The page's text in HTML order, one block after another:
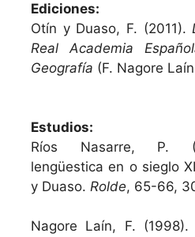
Ediciones:
Otín y Duaso, F. (2011).
Real Academia
Geografía (F. Nagore
Estudios:
Ríos Nasarre, P.
lengüestica en o sieglo
y Duaso. Rolde, 65-66,
Nagore Laín, F.